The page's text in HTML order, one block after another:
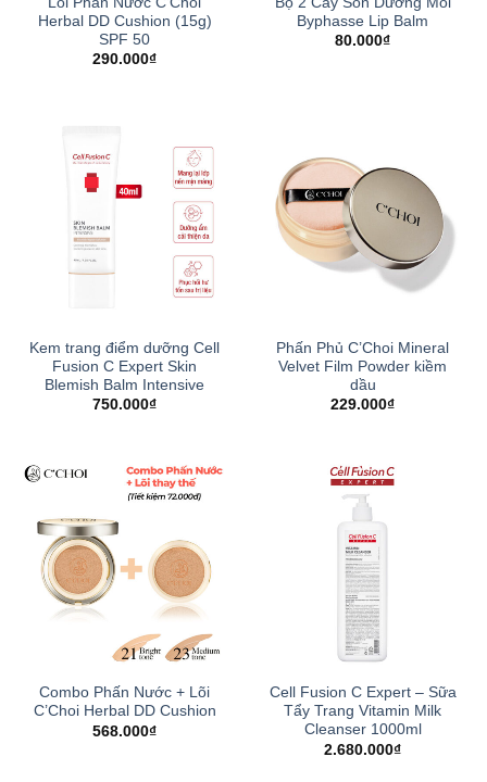
Herbal DD Cushion (15g)
SPF 50
290.000₫
Byphasse Lip Balm
80.000₫
Kem trang điểm dưỡng Cell
Fusion C Expert Skin
Blemish Balm Intensive
750.000₫
Phấn Phủ C’Choi Mineral
Velvet Film Powder kiềm
dầu
229.000₫
Combo Phấn Nước + Lõi
C’Choi Herbal DD Cushion
568.000₫
Cell Fusion C Expert – Sữa
Tẩy Trang Vitamin Milk
Cleanser 1000ml
2.680.000₫